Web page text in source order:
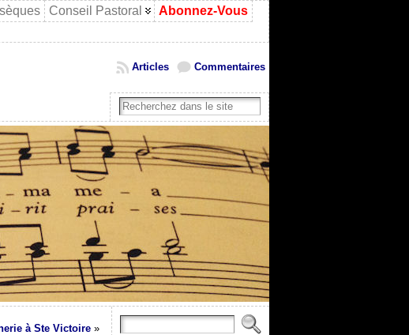
Conseil Pastoral
Abonnez-Vous
Commentaires
Articles
à Ste Victoire »